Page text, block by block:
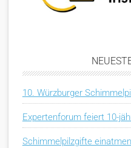
10. Würzburger
Expertenforum feiert 10-
Schimmelpilzgifte